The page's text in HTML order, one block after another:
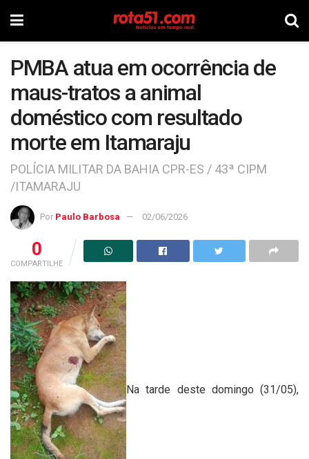
PMBA atua em ocorrência de
maus-tratos a animal
doméstico com resultado
morte em Itamaraju
POLÍCIA MILITAR DA BAHIA CPR-ES / 43ª CIPM
/ITAMARAJU
Por Paulo Barbosa 02/06/2026
0
COMPARTILHE
Na tarde deste domingo (31/05),